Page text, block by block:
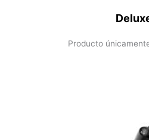
Producto